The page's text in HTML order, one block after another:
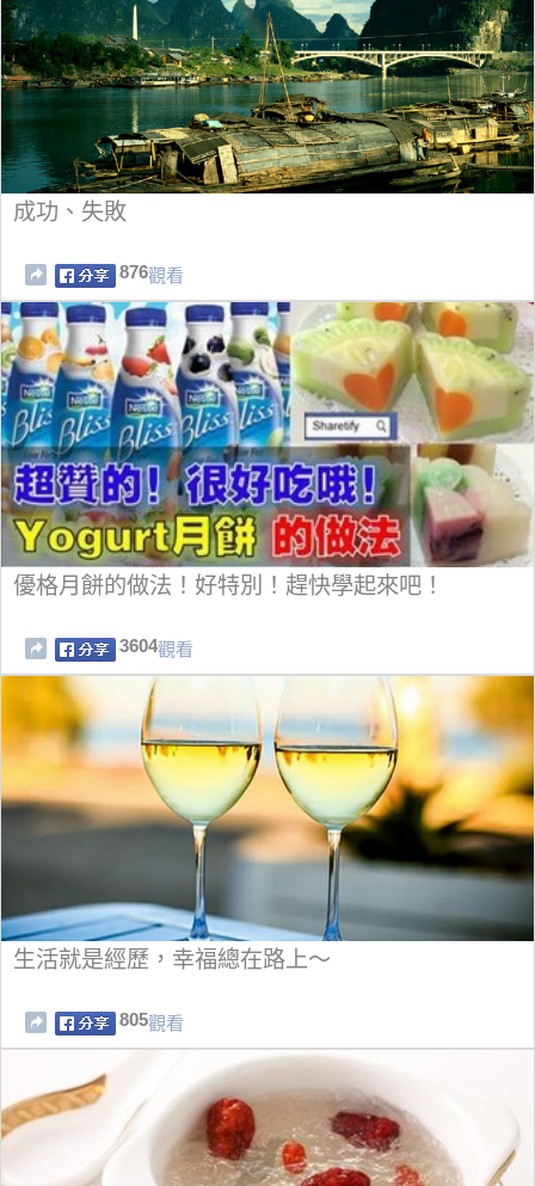
成功、失敗
876觀看
優格月餅的做法！好特別！趕快學起來吧！
3604觀看
生活就是經歷，幸福總在路上～
805觀看